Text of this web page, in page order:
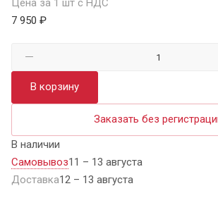
7 950 ₽
В корзину
Заказать без
В наличии
Самовывоз11 – 13 августа
Доставка12 – 13 августа